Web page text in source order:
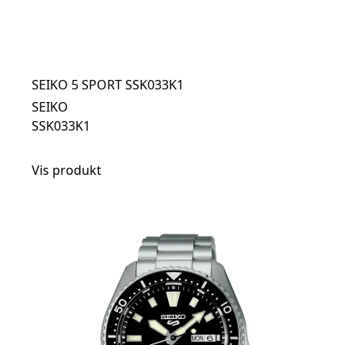
SEIKO 5 SPORT SSK033K1
SEIKO
SSK033K1
Vis produkt